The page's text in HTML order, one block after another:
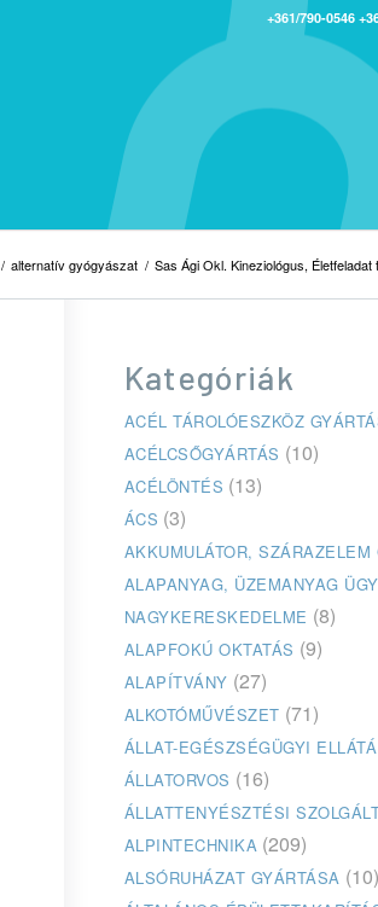
+361/790-0546
/ alternatív gyógyászat / Sas Ági Okl. Kineziológus,
Kategóriák
ACÉL TÁROLÓESZKÖZ
ACÉLCSŐGYÁRTÁS (10)
ACÉLÖNTÉS (13)
ÁCS (3)
AKKUMULÁTOR, SZÁRAZELEM
ALAPANYAG, ÜZEMANYAG
NAGYKERESKEDELME (8)
ALAPFOKÚ OKTATÁS (9)
ALAPÍTVÁNY (27)
ALKOTÓMŰVÉSZET (71)
ÁLLAT-EGÉSZSÉGÜGYI
ÁLLATORVOS (16)
ÁLLATTENYÉSZTÉSI
ALPINTECHNIKA (209)
ALSÓRUHÁZAT GYÁRTÁSA (10)